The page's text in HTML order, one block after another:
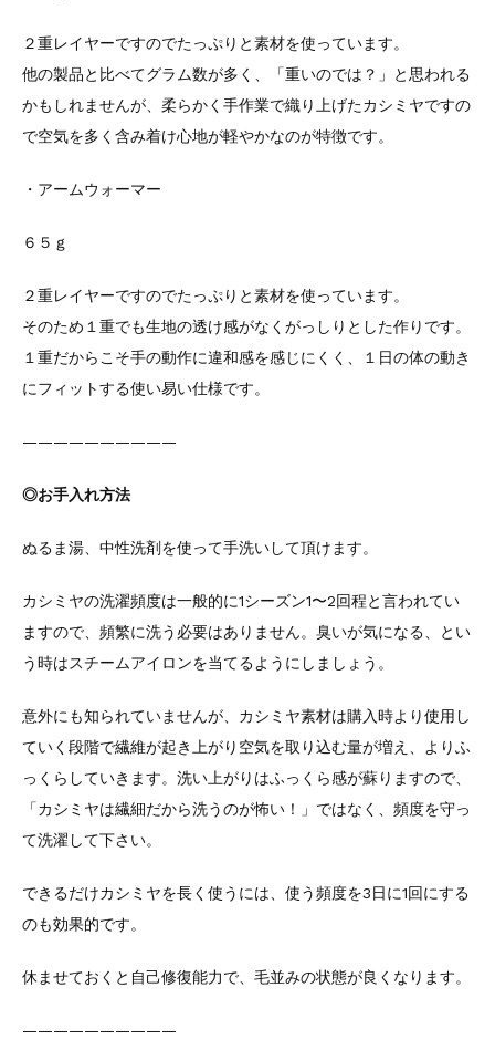
２重レイヤーですのでたっぷりと素材を使っています。
他の製品と比べてグラム数が多く、「重いのでは？」と思われる
かもしれませんが、柔らかく手作業で織り上げたカシミヤですの
で空気を多く含み着け心地が軽やかなのが特徴です。
・アームウォーマー
６５ｇ
２重レイヤーですのでたっぷりと素材を使っています。
そのため１重でも生地の透け感がなくがっしりとした作りです。
１重だからこそ手の動作に違和感を感じにくく、１日の体の動き
にフィットする使い易い仕様です。
——————————
◎お手入れ方法
ぬるま湯、中性洗剤を使って手洗いして頂けます。
カシミヤの洗濯頻度は一般的に1シーズン1〜2回程と言われてい
ますので、頻繁に洗う必要はありません。臭いが気になる、とい
う時はスチームアイロンを当てるようにしましょう。
意外にも知られていませんが、カシミヤ素材は購入時より使用し
ていく段階で繊維が起き上がり空気を取り込む量が増え、よりふ
っくらしていきます。洗い上がりはふっくら感が蘇りますので、
「カシミヤは繊細だから洗うのが怖い！」ではなく、頻度を守っ
て洗濯して下さい。
できるだけカシミヤを長く使うには、使う頻度を3日に1回にする
のも効果的です。
休ませておくと自己修復能力で、毛並みの状態が良くなります。
——————————